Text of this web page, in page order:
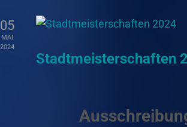
05
MAI
2024
Stadtmeisterschaften